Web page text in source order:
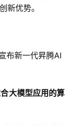
新优势。
布新一代昇腾AI
大模型应用的算